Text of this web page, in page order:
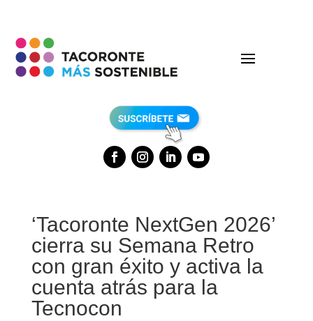
‘Tacoronte NextGen 2026’
cierra su Semana Retro
con gran éxito y activa la
cuenta atrás para la
Tecnocon